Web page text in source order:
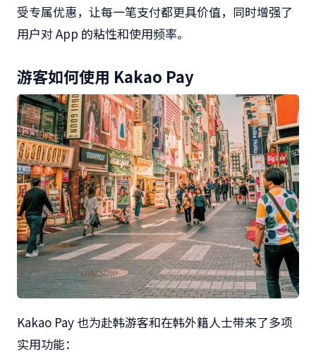
受专属优惠，让每一笔支付都更具价值，同时增强了
用户对App 的粘性和使用频率。
游客如何使用 Kakao Pay
Kakao Pay也为赴韩游客和在韩外籍人士带来了多项
实用功能：